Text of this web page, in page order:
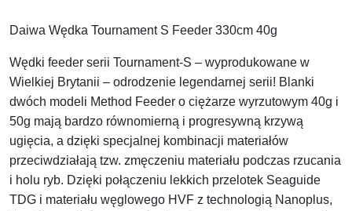
Daiwa Wędka Tournament S Feeder 330cm 40g
Wędki feeder serii Tournament-S – wyprodukowane w
Wielkiej Brytanii – odrodzenie legendarnej serii! Blanki
dwóch modeli Method Feeder o ciężarze wyrzutowym 40g i
50g mają bardzo równomierną i progresywną krzywą
ugięcia, a dzięki specjalnej kombinacji materiałów
przeciwdziałają tzw. zmęczeniu materiału podczas rzucania
i holu ryb. Dzięki połączeniu lekkich przelotek Seaguide
TDG i materiału węglowego HVF z technologią Nanoplus,